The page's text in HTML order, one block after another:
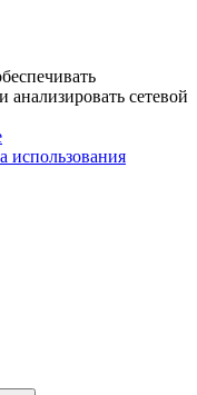
сетевой
использования